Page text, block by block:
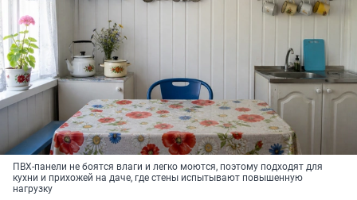
ПВХ-панели не боятся влаги и легко моются, поэтому подходят для
кухни и прихожей на даче, где стены испытывают повышенную
нагрузку